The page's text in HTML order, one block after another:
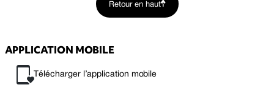
Retour en haut
APPLICATION MOBILE
Télécharger l’application mobile